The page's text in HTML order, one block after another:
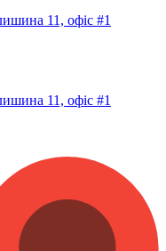
11, офіс #1
11, офіс #1